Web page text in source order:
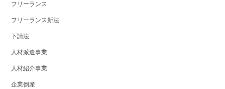
フリーランス
フリーランス新法
下請法
人材派遣事業
人材紹介事業
企業倒産